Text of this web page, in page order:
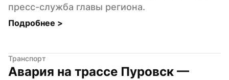
пресс-служба главы региона.
Подробнее >
Транспорт
Авария на трассе Пуровск —